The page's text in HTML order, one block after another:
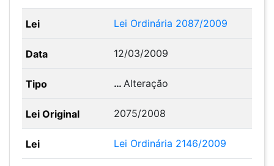
Lei Ordinária 2087/2009
12/03/2009
…Alteração
2075/2008
Lei Ordinária 2146/2009